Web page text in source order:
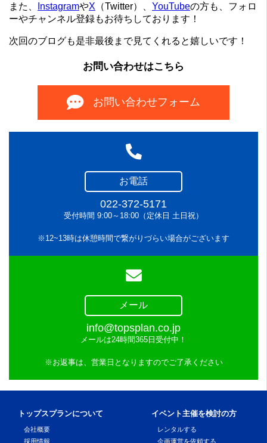
また、 InstagramやX （Twitter）、 YouTubeの方も、フォロ
ーやチャンネル登録もお待ちしております！
次回のブログも是非最後まで見てくれると嬉しいです！
お問い合わせはこちら
お問い合わせフォーム
お電話
022-372-5171
受付時間 9:00～18:00（定休日 土日祝）
※12~13時は休憩時間で繋がりづらい場合がございます
メール
info@topsplan.co.jp
メールは24時間365日受付中！
※お返事は、営業日となりますのでご了承ください
トップスプランについて
会社概要
採用情報
イベント主催を検討の方
レンタルする
企画運営を依頼する